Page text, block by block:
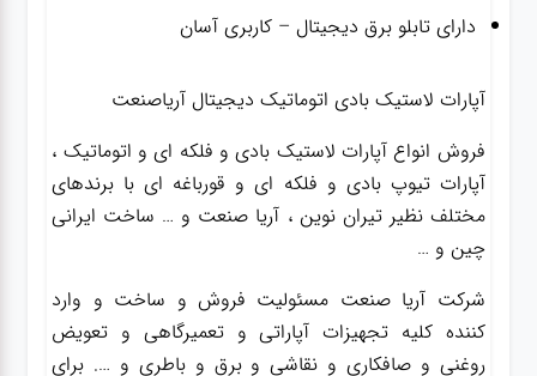
دارای تابلو برق دیجیتال – کاربری آسان
آپارات لاستیک بادی اتوماتیک دیجیتال آریاصنعت
فروش انواع آپارات لاستیک بادی و فلکه ای و اتوماتیک ،
آپارات تیوپ بادی و فلکه ای و قورباغه ای با برندهای
مختلف نظیر تیران نوین ، آریا صنعت و … ساخت ایرانی
چین و …
شرکت آریا صنعت مسئولیت فروش و ساخت و وارد
کننده کلیه تجهیزات آپاراتی و تعمیرگاهی و تعویض
روغنی و صافکاری و نقاشی و برق و باطری و …. برای